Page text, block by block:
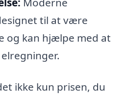
til at være
og kan hjælpe med at
ikke kun prisen, du